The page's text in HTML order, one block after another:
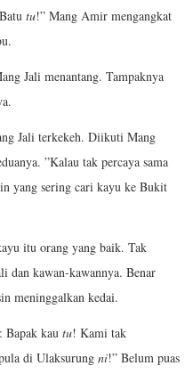
tu!” Mang Amir mengangkat
Jali menantang. Tampaknya
Jali terkekeh. Diikuti Mang
”Kalau tak percaya sama
yang sering cari kayu ke Bukit
itu orang yang baik. Tak
dan kawan-kawannya. Benar
meninggalkan kedai.
Bapak kau tu! Kami tak
di Ulaksurung ni!” Belum puas